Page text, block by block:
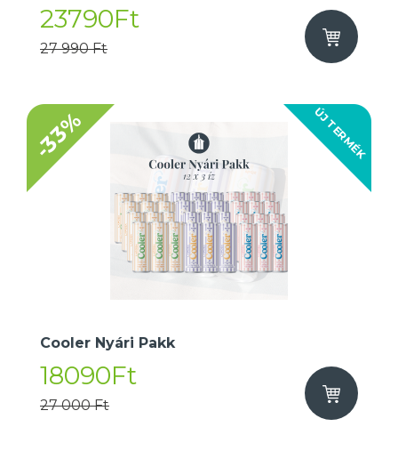
23790Ft
27 990 Ft
ÚJ TERMÉK
-33%
Cooler Nyári Pakk
18090Ft
27 000 Ft